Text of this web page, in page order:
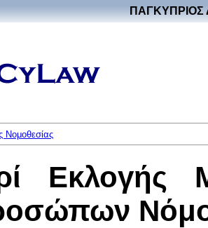
ΠΑΓΚΥΠΡΙΟΣ
Νομοθεσίας
Εκλογής